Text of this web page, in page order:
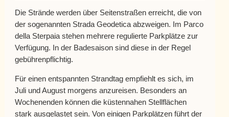
Die Strände werden über Seitenstraßen erreicht, die von
der sogenannten Strada Geodetica abzweigen. Im Parco
della Sterpaia stehen mehrere regulierte Parkplätze zur
Verfügung. In der Badesaison sind diese in der Regel
gebührenpflichtig.
Für einen entspannten Strandtag empfiehlt es sich, im
Juli und August morgens anzureisen. Besonders an
Wochenenden können die küstennahen Stellflächen
stark ausgelastet sein. Von einigen Parkplätzen führt der